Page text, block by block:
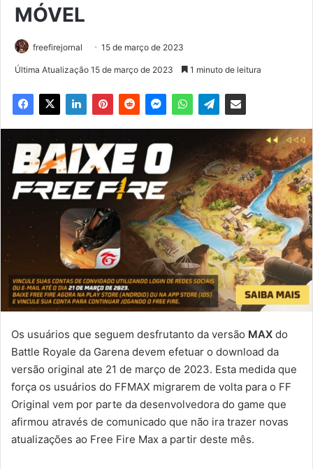
MÓVEL
freefirejornal 15 de março de 2023
Última Atualização 15 de março de 2023 1 minuto de leitura
Os usuários que seguem desfrutanto da versão MAX do
Battle Royale da Garena devem efetuar o download da
versão original ate 21 de março de 2023. Esta medida que
força os usuários do FFMAX migrarem de volta para o FF
Original vem por parte da desenvolvedora do game que
afirmou através de comunicado que não ira trazer novas
atualizações ao Free Fire Max a partir deste mês.